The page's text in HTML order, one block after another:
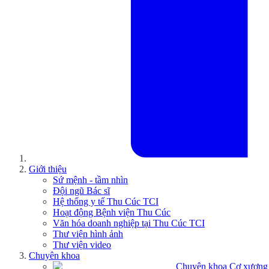
Giới thiệu
Sứ mệnh - tầm nhìn
Đội ngũ Bác sĩ
Hệ thống y tế Thu Cúc TCI
Hoạt động Bệnh viện Thu Cúc
Văn hóa doanh nghiệp tại Thu Cúc TCI
Thư viện hình ảnh
Thư viện video
Chuyên khoa
Chuyên khoa Cơ